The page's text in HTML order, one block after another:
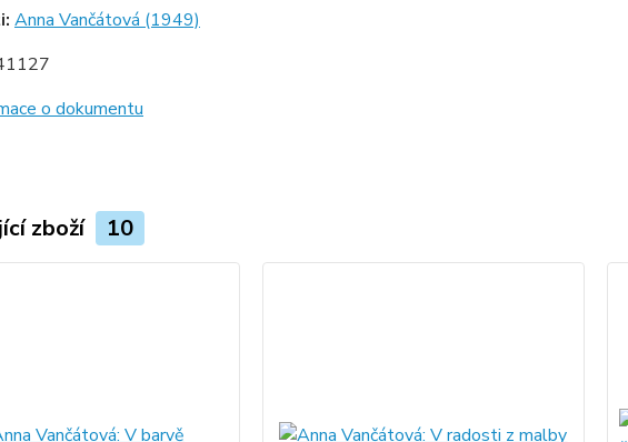
Anna Vančátová (1949)
o dokumentu
zboží 10